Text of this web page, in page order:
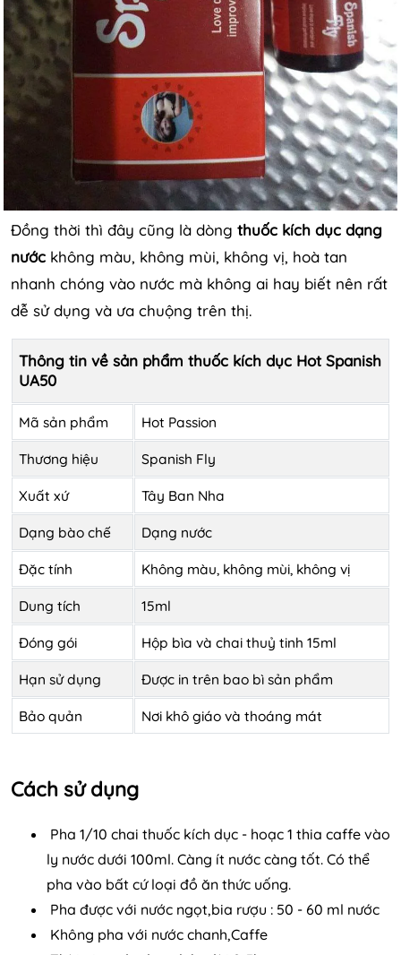
Đồng thời thì đây cũng là dòng thuốc kích dục dạng
nước không màu, không mùi, không vị, hoà tan
nhanh chóng vào nước mà không ai hay biết nên rất
dễ sử dụng và ưa chuộng trên thị.
Thông tin về sản phẩm thuốc kích dục Hot Spanish
UA50
Mã sản phẩm Hot Passion
Thương hiệu Spanish Fly
Xuất xứ Tây Ban Nha
Dạng bào chế Dạng nước
Đặc tính Không màu, không mùi, không vị
Dung tích 15ml
Đóng gói Hộp bìa và chai thuỷ tinh 15ml
Hạn sử dụng Được in trên bao bì sản phẩm
Bảo quản Nơi khô giáo và thoáng mát
Cách sử dụng
Pha 1/10 chai thuốc kích dục - hoạc 1 thia caffe vào
ly nước dưới 100ml. Càng ít nước càng tốt. Có thể
pha vào bất cứ loại đồ ăn thức uống.
Pha được với nước ngọt,bia rượu : 50 - 60 ml nước
Không pha với nước chanh,Caffe